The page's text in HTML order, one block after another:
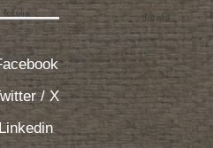
/ X
Linkedin